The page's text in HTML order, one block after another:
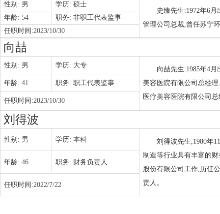
性别: 男 学历: 硕士
史臻先生:1972年6
管理公司总裁,曾任苏宁
年龄: 54 职务: 非职工代表监事
任职时间:2023/10/30
向喆
性别: 男 学历: 大专
向喆先生:1985年4
美容医院有限公司总经
医疗美容医院有限公司
年龄: 41 职务: 职工代表监事
任职时间:2023/10/30
刘得波
性别: 男 学历: 本科
刘得波先生,1980年
制造等行业具有丰富的
股份有限公司工作,历任
责人。
年龄: 46 职务: 财务负责人
任职时间:2022/7/22